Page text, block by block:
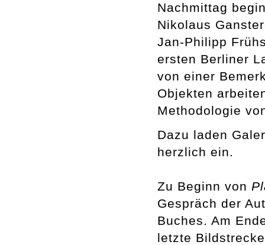
Nachmittag
Nikolaus
Jan-Philipp
ersten Berliner
von einer
Objekten
Methodologie
Dazu laden
herzlich ein.
Zu Beginn von
Gespräch der
Buches. Am
letzte